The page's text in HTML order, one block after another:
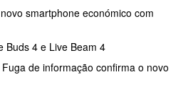
smartphone económico com
Buds 4 e Live Beam 4
de informação confirma o novo